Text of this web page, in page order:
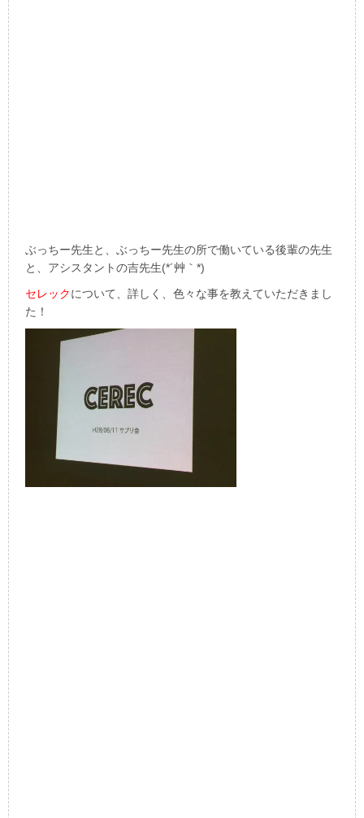
ぶっちー先生と、ぶっちー先生の所で働いている後輩の先生
と、アシスタントの吉先生(*´艸｀*)
セレックについて、詳しく、色々な事を教えていただきまし
た！